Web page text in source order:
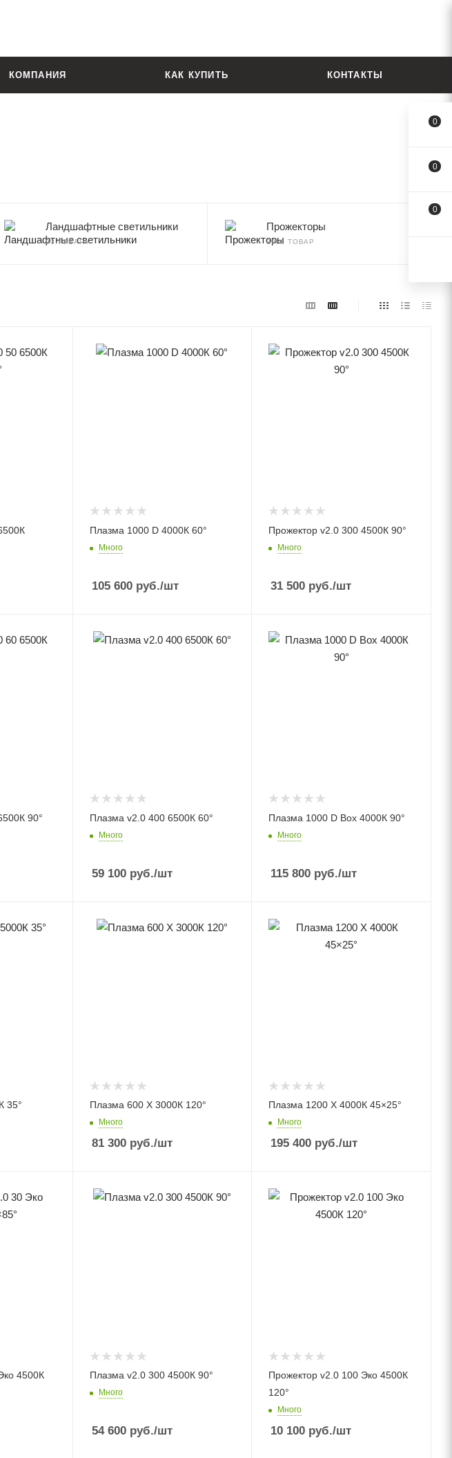
КОМПАНИЯ КАК КУПИТЬ КОНТАКТЫ
Ландшафтные светильники
93 ТОВАРА
Прожекторы
2981 ТОВАР
Плазма 1000 D 4000К 60°
Много
105 600руб./шт
Прожектор v2.0 300 4500К 90°
Много
31 500 руб./шт
90° Плазма v2.0 400 6500К 60°
Много
59 100руб./шт
Плазма 1000 D Box 4000К 90°
Много
115 800 руб./шт
35° Плазма 600 X 3000К 120°
Много
81 300руб./шт
Плазма 1200 X 4000К 45×25°
Много
195 400 руб./шт
4500К
Плазма v2.0 300 4500К 90°
Много
54 600руб./шт
Прожектор v2.0 100 Эко 4500К
120°
Много
10 100 руб./шт
0
0
0